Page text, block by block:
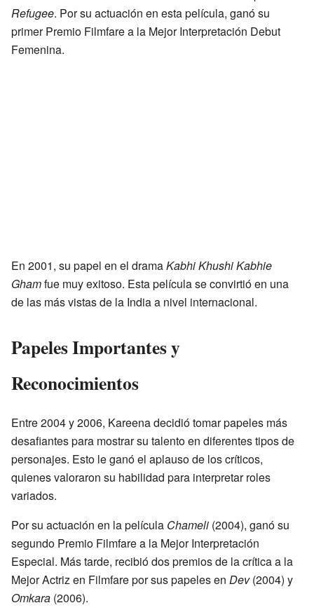
Refugee. Por su actuación en esta película, ganó su
primer Premio Filmfare a la Mejor Interpretación Debut
Femenina.
En 2001, su papel en el dramaKabhi Khushi Kabhie
Ghamfue muy exitoso. Esta película se convirtió en una
de las más vistas de la India a nivel internacional.
Papeles Importantes y
Reconocimientos
Entre 2004 y 2006, Kareena decidió tomar papeles más
desafiantes para mostrar su talento en diferentes tipos de
personajes. Esto le ganó el aplauso de los críticos,
quienes valoraron su habilidad para interpretar roles
variados.
Por su actuación en la película Chameli (2004), ganó su
segundo Premio Filmfare a la Mejor Interpretación
Especial. Más tarde, recibió dos premios de la crítica a la
Mejor Actriz en Filmfare por sus papeles en Dev(2004) y
Omkara (2006).